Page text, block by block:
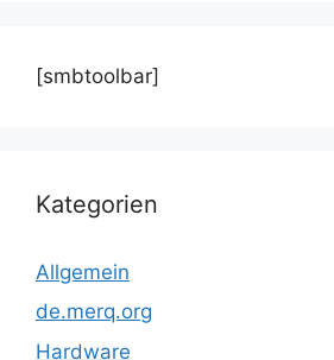
[smbtoolbar]
Kategorien
Allgemein
de.merq.org
Hardware